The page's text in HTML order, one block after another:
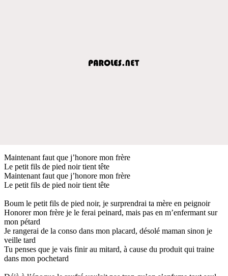
Maintenant faut que j’honore mon frère
Le petit fils de pied noir tient tête
Maintenant faut que j’honore mon frère
Le petit fils de pied noir tient tête
Boum le petit fils de pied noir, je surprendrai ta mère en peignoir
Honorer mon frère je le ferai peinard, mais pas en m’enfermant sur
mon pétard
Je rangerai de la conso dans mon placard, désolé maman sinon je
veille tard
Tu penses que je vais finir au mitard, à cause du produit qui traine
dans mon pochetard